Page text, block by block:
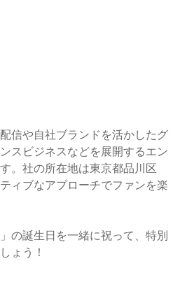
信や自社ブランドを活かしたグ
スビジネスなどを展開するエン
。社の所在地は東京都品川区
ィブなアプローチでファンを楽
の誕生日を一緒に祝って、特別
ょう！